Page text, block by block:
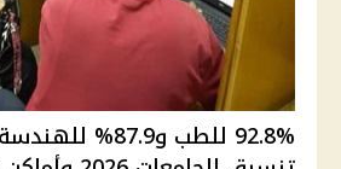
92.8% للطب